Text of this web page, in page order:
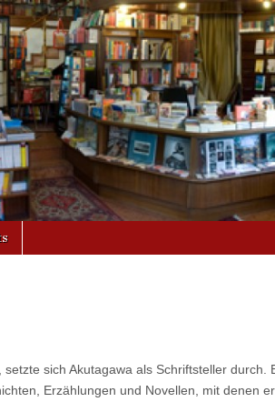
sich Akutagawa als Schriftsteller durch.
Erzählungen und Novellen, mit denen